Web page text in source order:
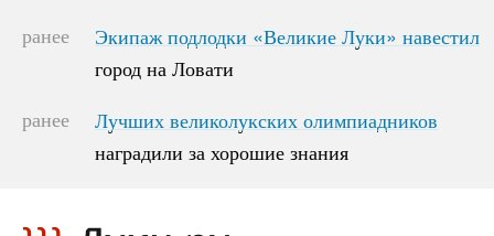
ранее
Экипаж подлодки «Великие Луки» навестил
город на Ловати
Экипаж подлодки «Великие Луки» навестил
город на Ловати
ранее
Лучших великолукских олимпиадников
наградили за хорошие знания
Лучших великолукских олимпиадников
наградили за хорошие знания